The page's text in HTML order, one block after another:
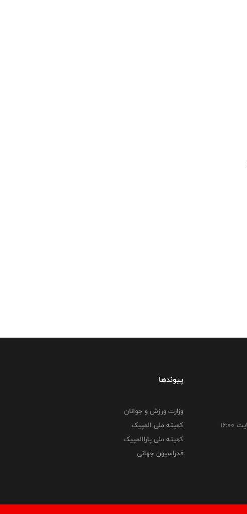
پیوندها
وزارت ورزش و جوانان
کمیته ملی المپیک
کمیته ملی پاراالمپیک
فدراسیون جهانی